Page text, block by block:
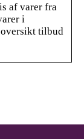
af varer fra
i
oversikt tilbud